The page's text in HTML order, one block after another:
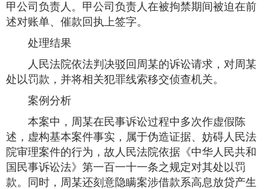
甲公司负责人。甲公司负责人在被拘禁期间被迫在前
述对账单、催款回执上签字。
处理结果
人民法院依法判决驳回周某的诉讼请求，对周某
处以罚款，并将相关犯罪线索移交侦查机关。
案例分析
本案中，周某在民事诉讼过程中多次作虚假陈
述，虚构基本案件事实，属于伪造证据、妨碍人民法
院审理案件的行为，故人民法院依据《中华人民共和
国民事诉讼法》第一百一十一条之规定对其处以罚
款。同时，周某还刻意隐瞒案涉借款系高息放贷产生